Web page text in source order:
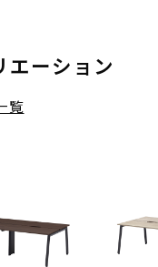
エーション
覧